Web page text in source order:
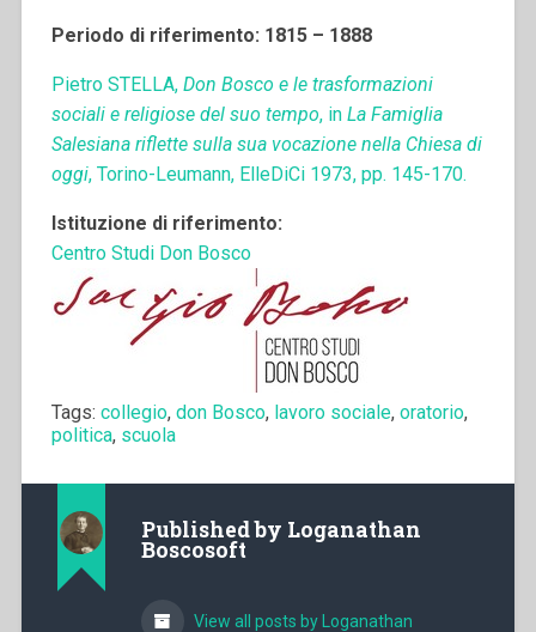
Periodo di riferimento: 1815 – 1888
Pietro STELLA, Don Bosco e le trasformazioni
sociali e religiose del suo tempo, in La Famiglia
Salesiana riflette sulla sua vocazione nella Chiesa di
oggi, Torino-Leumann, ElleDiCi 1973, pp. 145-170.
Istituzione di riferimento:
Centro Studi Don Bosco
Tags: collegio, don Bosco, lavoro sociale, oratorio,
politica, scuola
Published by Loganathan
Boscosoft
View all posts by Loganathan